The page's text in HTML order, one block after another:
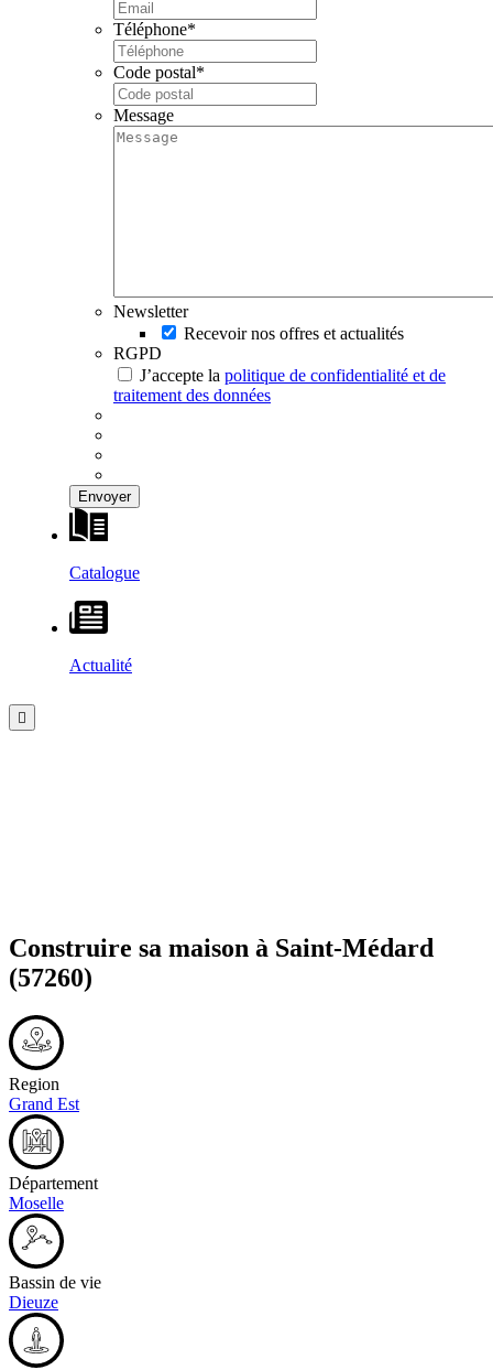
Téléphone*
Code postal*
Message
Newsletter
Recevoir nos offres et actualités
RGPD
J’accepte la politique de confidentialité et de
traitement des données
Catalogue
Actualité
Construire sa maison à Saint-Médard
(57260)
Region
Grand Est
Département
Moselle
Bassin de vie
Dieuze